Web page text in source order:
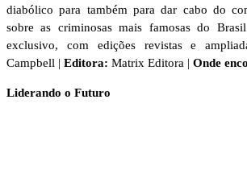
diabólico para também para dar cabo do
sobre as criminosas mais famosas do
exclusivo, com edições revistas e
Campbell | Editora: Matrix Editora | Onde
Liderando o Futuro